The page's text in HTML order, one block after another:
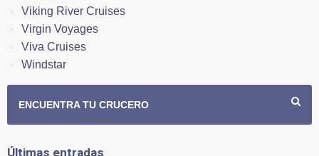
Viking River Cruises
Virgin Voyages
Viva Cruises
Windstar
ENCUENTRA TU CRUCERO
Últimas entradas